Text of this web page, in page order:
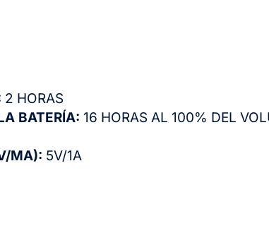
2 HORAS
BATERÍA: 16 HORAS AL 100% DEL
MA): 5V/1A